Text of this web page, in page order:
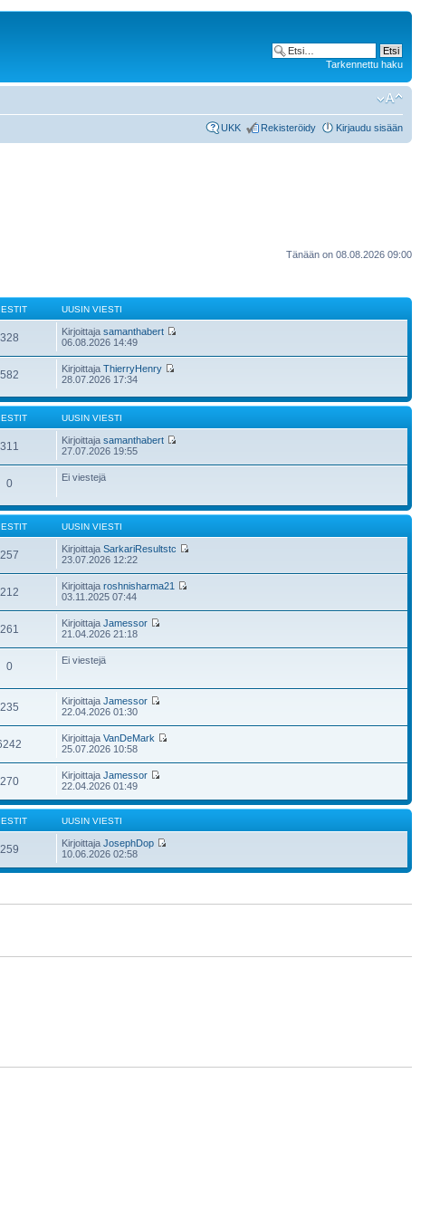
Tarkennettu haku
UKK Rekisteröidy Kirjaudu sisään
Tänään on 08.08.2026 09:00
UUSIN VIESTI
328 Kirjoittajasamanthabert
06.08.2026 14:49
582 KirjoittajaThierryHenry
28.07.2026 17:34
UUSIN VIESTI
311 Kirjoittajasamanthabert
27.07.2026 19:55
0 Ei viestejä
UUSIN VIESTI
257 KirjoittajaSarkariResultstc
23.07.2026 12:22
212 Kirjoittajaroshnisharma21
03.11.2025 07:44
261 KirjoittajaJamessor
21.04.2026 21:18
0 Ei viestejä
235 KirjoittajaJamessor
22.04.2026 01:30
KirjoittajaVanDeMark
25.07.2026 10:58
270 KirjoittajaJamessor
22.04.2026 01:49
UUSIN VIESTI
259 KirjoittajaJosephDop
10.06.2026 02:58